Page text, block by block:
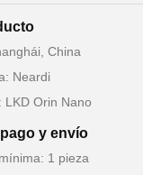
China
Neardi
LKD Orin Nano
y envío
1 pieza